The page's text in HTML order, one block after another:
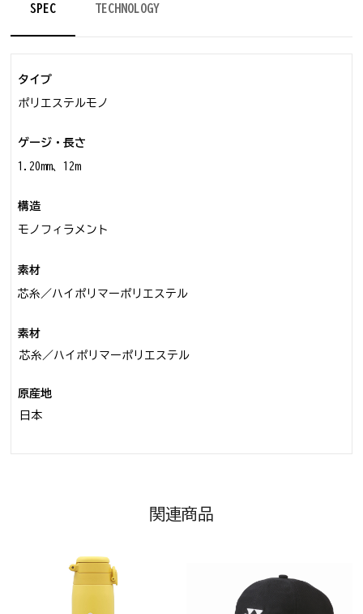
SPEC TECHNOLOGY
タイプ
ポリエステルモノ
ゲージ・長さ
1.20mm、12m
構造
モノフィラメント
素材
芯糸／ハイポリマーポリエステル
素材
芯糸／ハイポリマーポリエステル
原産地
日本
関連商品